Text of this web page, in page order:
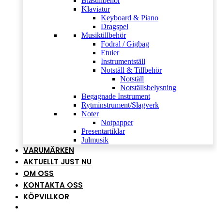
Klaviatur
Keyboard & Piano
Dragspel
Musiktillbehör
Fodral / Gigbag
Etuier
Instrumentställ
Notställ & Tillbehör
Notställ
Notställsbelysning
Begagnade Instrument
Rytminstrument/Slagverk
Noter
Notpapper
Presentartiklar
Julmusik
VARUMÄRKEN
AKTUELLT JUST NU
OM OSS
KONTAKTA OSS
KÖPVILLKOR